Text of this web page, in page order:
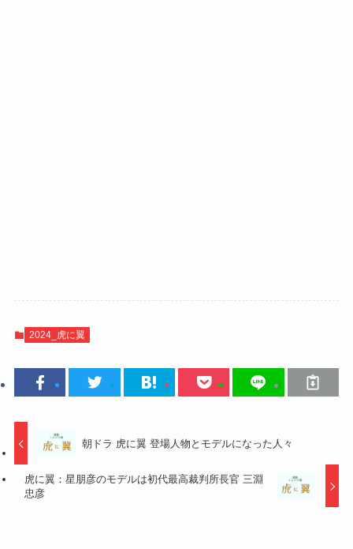
2024_虎に翼
朝ドラ 虎に翼 登場人物とモデルになった人々
虎に翼：星朋彦のモデルは初代最高裁判所長官 三淵
忠彦